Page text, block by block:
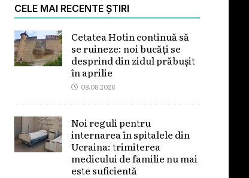
CELE MAI RECENTE ȘTIRI
Cetatea Hotin continuă să
se ruineze: noi bucăți se
desprind din zidul prăbușit
în aprilie
08.08.2026
Noi reguli pentru
internarea în spitalele din
Ucraina: trimiterea
medicului de familie nu mai
este suficientă